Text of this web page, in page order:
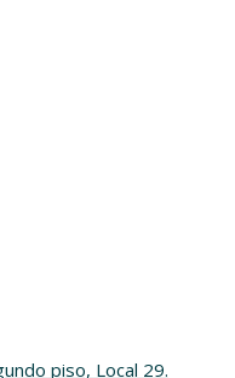
piso, Local 29.